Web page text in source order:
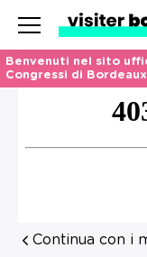
Menu
Benvenuti nel sito
Congressi di Bordeaux
Continua con i